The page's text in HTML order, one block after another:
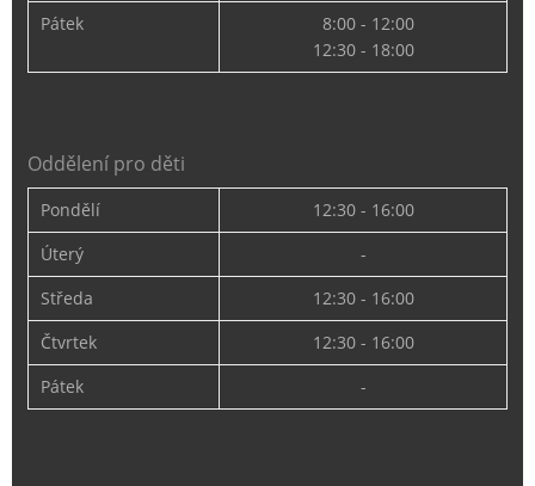
Pátek
8:00 - 12:00
12:30 - 18:00
Oddělení pro děti
Pondělí
12:30 - 16:00
Úterý
-
Středa
12:30 - 16:00
Čtvrtek
12:30 - 16:00
Pátek
-